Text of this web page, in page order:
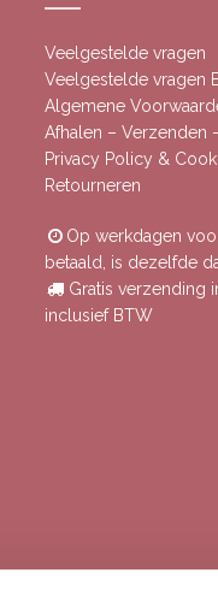
Veelgestelde vragen
Veelgestelde vragen
Algemene
Afhalen – Verzenden
Privacy Policy &
Retourneren
Op werkdagen
betaald, is dezelfde
Gratis verzending
inclusief BTW